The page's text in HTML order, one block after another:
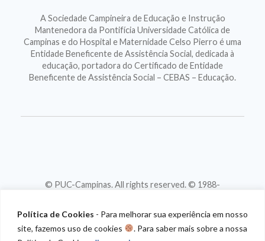
Política de Cookies - Para melhorar sua experiência em nosso
site, fazemos uso de cookies
. Para saber mais sobre a nossa
A Sociedade Campineira de Educação e Instrução
Mantenedora da Pontifícia Universidade Católica de
Campinas e do Hospital e Maternidade Celso Pierro é uma
Entidade Beneficente de Assistência Social, dedicada à
educação, portadora do Certificado de Entidade
Beneficente de Assistência Social – CEBAS – Educação.
© PUC-Campinas. All rights reserved. © 1988-